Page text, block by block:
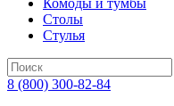
Комоды и тумбы
Столы
Стулья
8 (800) 300-82-84